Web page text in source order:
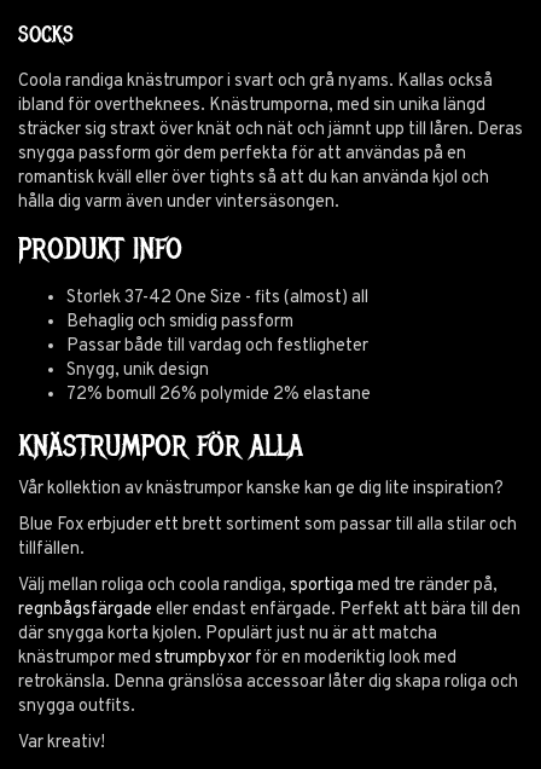
SOCKS
Coola randiga knästrumpor i svart och grå nyams. Kallas också
ibland för overtheknees. Knästrumporna, med sin unika längd
sträcker sig straxt över knät och nät och jämnt upp till låren. Deras
snygga passform gör dem perfekta för att användas på en
romantisk kväll eller över tights så att du kan använda kjol och
hålla dig varm även under vintersäsongen.
PRODUKT INFO
Storlek 37-42 One Size - fits (almost) all
Behaglig och smidig passform
Passar både till vardag och festligheter
Snygg, unik design
72% bomull 26% polymide 2% elastane
KNÄSTRUMPOR FÖR ALLA
Vår kollektion av knästrumpor kanske kan ge dig lite inspiration?
Blue Fox erbjuder ett brett sortiment som passar till alla stilar och
tillfällen.
Välj mellan roliga och coola randiga, sportiga med tre ränder på,
regnbågsfärgade eller endast enfärgade. Perfekt att bära till den
där snygga korta kjolen. Populärt just nu är att matcha
knästrumpor med strumpbyxor för en moderiktig look med
retrokänsla. Denna gränslösa accessoar låter dig skapa roliga och
snygga outfits.
Var kreativ!